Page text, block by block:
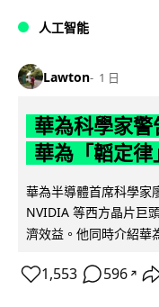
人工智能
Lawton 1 日
華為科學家
華為「韜定
華為半導體首席科學家
NVIDIA 等西方晶片巨
濟效益。他同時介紹華
1,553 596 ↗